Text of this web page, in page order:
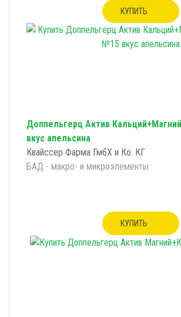
КУПИТЬ
Доппельгерц Актив
вкус апельсина
Квайссер Фарма ГмбХ и Ко. КГ
БАД - макро- и микроэлементы
КУПИТЬ